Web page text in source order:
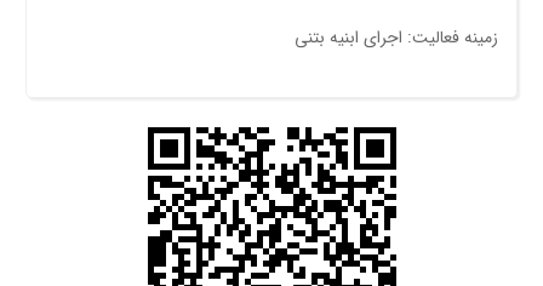
زمینه فعالیت: اجرای ابنیه بتنی